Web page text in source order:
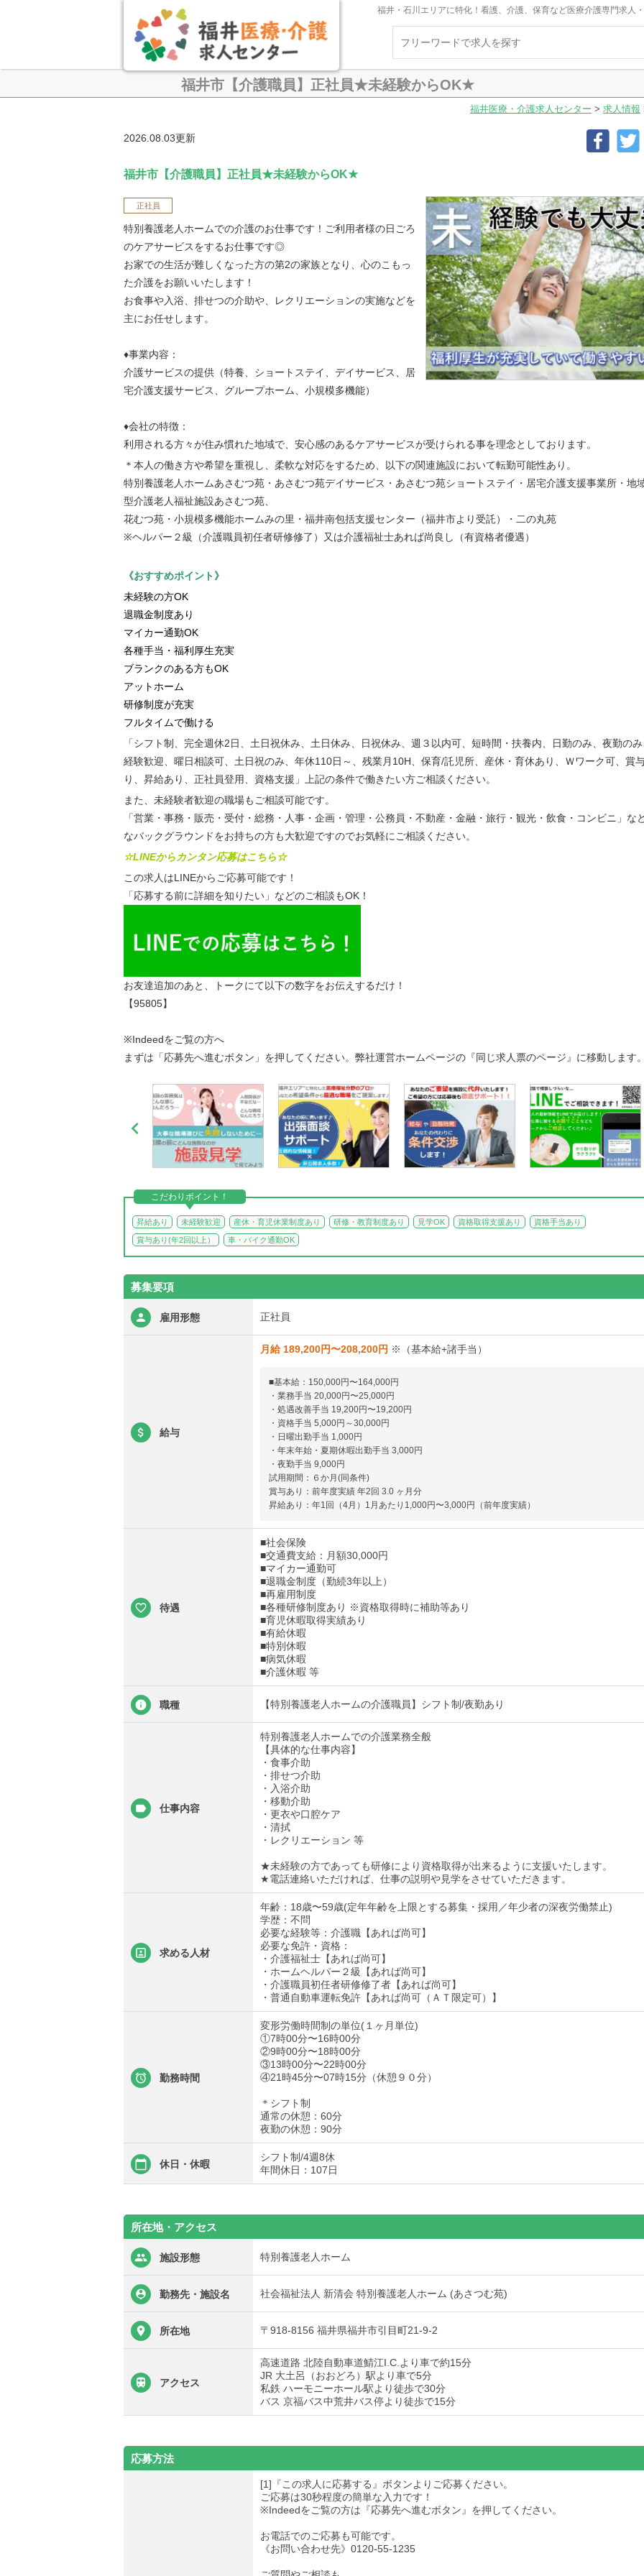
福井・石川エリアに特化！看護、介護、保育など医療介護専門求人
福井市【介護職員】正社員★未経験からOK★
福井医療・介護求人センター > 求人情報
2026.08.03更新
福井市【介護職員】正社員★未経験からOK★
正社員
特別養護老人ホームでの介護のお仕事です！ご利用者様の日ごろ
のケアサービスをするお仕事です◎
お家での生活が難しくなった方の第2の家族となり、心のこもっ
た介護をお願いいたします！
お食事や入浴、排せつの介助や、レクリエーションの実施などを
主にお任せします。
♦事業内容：
介護サービスの提供（特養、ショートステイ、デイサービス、居
宅介護支援サービス、グループホーム、小規模多機能）
♦会社の特徴：
利用される方々が住み慣れた地域で、安心感のあるケアサービスが受けられる事を理念としております。
＊本人の働き方や希望を重視し、柔軟な対応をするため、以下の関連施設において転勤可能性あり。
特別養護老人ホームあさむつ苑・あさむつ苑デイサービス・あさむつ苑ショートステイ・居宅介護支援事業所・地
型介護老人福祉施設あさむつ苑、
花むつ苑・小規模多機能ホームみの里・福井南包括支援センター（福井市より受託）・二の丸苑
※ヘルパー２級（介護職員初任者研修修了）又は介護福祉士あれば尚良し（有資格者優遇）
《おすすめポイント》
未経験の方OK
退職金制度あり
マイカー通勤OK
各種手当・福利厚生充実
ブランクのある方もOK
アットホーム
研修制度が充実
フルタイムで働ける
「シフト制、完全週休2日、土日祝休み、土日休み、日祝休み、週３以内可、短時間・扶養内、日勤のみ、夜勤の
経験歓迎、曜日相談可、土日祝のみ、年休110日～、残業月10H、保育/託児所、産休・育休あり、Ｗワーク可、賞
り、昇給あり、正社員登用、資格支援」上記の条件で働きたい方ご相談ください。
また、未経験者歓迎の職場もご相談可能です。
「営業・事務・販売・受付・総務・人事・企画・管理・公務員・不動産・金融・旅行・観光・飲食・コンビニ」な
なバックグラウンドをお持ちの方も大歓迎ですのでお気軽にご相談ください。
☆LINEからカンタン応募はこちら☆
この求人はLINEからご応募可能です！
「応募する前に詳細を知りたい」などのご相談もOK！
お友達追加のあと、トークにて以下の数字をお伝えするだけ！
【95805】
※Indeedをご覧の方へ
まずは「応募先へ進むボタン」を押してください。弊社運営ホームページの『同じ求人票のページ』に移動します

こだわりポイント！
昇給あり 未経験歓迎 産休・育児休業制度あり 研修・教育制度あり 見学OK 資格取得支援あり 資格手当あり
賞与あり(年2回以上） 車・バイク通勤OK
募集要項
雇用形態 正社員
給与
月給 189,200円〜208,200円 ※（基本給+諸手当）
■基本給：150,000円〜164,000円
・業務手当 20,000円〜25,000円
・処遇改善手当 19,200円〜19,200円
・資格手当 5,000円～30,000円
・日曜出勤手当 1,000円
・年末年始・夏期休暇出勤手当 3,000円
・夜勤手当 9,000円
試用期間：６か月(同条件)
賞与あり：前年度実績 年2回 3.0 ヶ月分
昇給あり：年1回（4月）1月あたり1,000円〜3,000円（前年度実績）
待遇
■社会保険
■交通費支給：月額30,000円
■マイカー通勤可
■退職金制度（勤続3年以上）
■再雇用制度
■各種研修制度あり ※資格取得時に補助等あり
■育児休暇取得実績あり
■有給休暇
■特別休暇
■病気休暇
■介護休暇 等
職種 【特別養護老人ホームの介護職員】シフト制/夜勤あり
仕事内容
特別養護老人ホームでの介護業務全般
【具体的な仕事内容】
・食事介助
・排せつ介助
・入浴介助
・移動介助
・更衣や口腔ケア
・清拭
・レクリエーション 等
★未経験の方であっても研修により資格取得が出来るように支援いたします。
★電話連絡いただければ、仕事の説明や見学をさせていただきます。
求める人材
年齢：18歳〜59歳(定年年齢を上限とする募集・採用／年少者の深夜労働禁止)
学歴：不問
必要な経験等：介護職【あれば尚可】
必要な免許・資格：
・介護福祉士【あれば尚可】
・ホームヘルパー２級【あれば尚可】
・介護職員初任者研修修了者【あれば尚可】
・普通自動車運転免許【あれば尚可（ＡＴ限定可）】
勤務時間
変形労働時間制の単位(１ヶ月単位)
①7時00分〜16時00分
②9時00分〜18時00分
③13時00分〜22時00分
④21時45分〜07時15分（休憩９０分）
＊シフト制
通常の休憩：60分
夜勤の休憩：90分
休日・休暇
シフト制/4週8休
年間休日：107日
所在地・アクセス
施設形態 特別養護老人ホーム
勤務先・施設名 社会福祉法人 新清会 特別養護老人ホーム (あさつむ苑)
所在地 〒918-8156 福井県福井市引目町21-9-2
アクセス
高速道路 北陸自動車道鯖江I.C.より車で約15分
JR 大土呂（おおどろ）駅より車で5分
私鉄 ハーモニーホール駅より徒歩で30分
バス 京福バス中荒井バス停より徒歩で15分
応募方法
[1]『この求人に応募する』ボタンよりご応募ください。
ご応募は30秒程度の簡単な入力です！
※Indeedをご覧の方は『応募先へ進むボタン』を押してください。
お電話でのご応募も可能です。
《お問い合わせ先》0120-55-1235